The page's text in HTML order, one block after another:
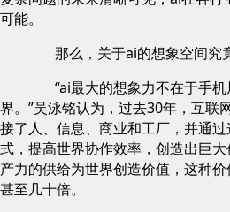
可能。
那么，关于ai的想象空间究
“ai最大的想象力不在于手机
界。”吴泳铭认为，过去30年，互联
接了人、信息、商业和工厂，并通
式，提高世界协作效率，创造出巨
产力的供给为世界创造价值，这种
甚至几十倍。